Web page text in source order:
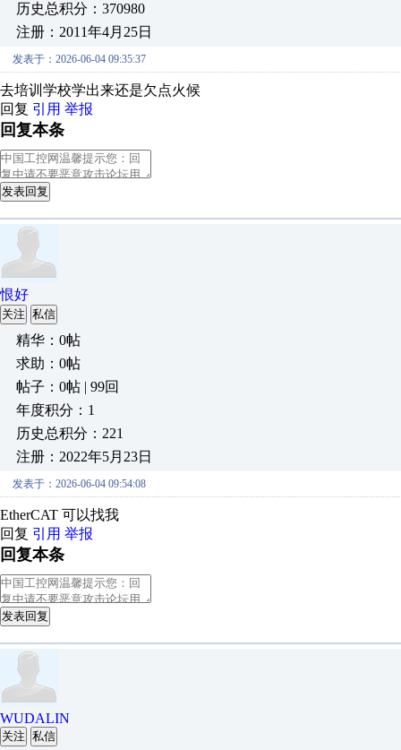
历史总积分：370980
注册：2011年4月25日
发表于：2026-06-04 09:35:37
去培训学校学出来还是欠点火候
回复 引用 举报
回复本条
发表回复
恨好
关注 私信
精华：0帖
求助：0帖
帖子：0帖 | 99回
年度积分：1
历史总积分：221
注册：2022年5月23日
发表于：2026-06-04 09:54:08
EtherCAT 可以找我
回复 引用 举报
回复本条
发表回复
WUDALIN
关注 私信